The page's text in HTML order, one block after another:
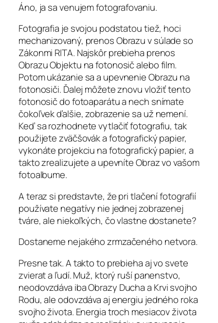
Áno, ja sa venujem fotografovaniu.
Fotografia je svojou podstatou tiež, hoci
mechanizovaný, prenos Obrazu v súlade so
Zákonmi RITA. Najskôr prebieha prenos
Obrazu Objektu na fotonosič alebo film.
Potom ukázanie sa a upevnenie Obrazu na
fotonosiči. Ďalej môžete znovu vložiť tento
fotonosič do fotoaparátu a nech snímate
čokoľvek ďalšie, zobrazenie sa už nemení.
Keď sa rozhodnete vytlačiť fotografiu, tak
použijete zväčšovák a fotografický papier,
vykonáte projekciu na fotografický papier, a
takto zrealizujete a upevníte Obraz vo vašom
fotoalbume.
A teraz si predstavte, že pri tlačení fotografií
používate negatívy nie jednej zobrazenej
tváre, ale niekoľkých, čo vlastne dostanete?
Dostaneme nejakého zrmzačeného netvora.
Presne tak. A takto to prebieha aj vo svete
zvierat a ľudí. Muž, ktorý ruší panenstvo,
neodovzdáva iba Obrazy Ducha a Krvi svojho
Rodu, ale odovzdáva aj energiu jedného roka
svojho života. Energia troch mesiacov života